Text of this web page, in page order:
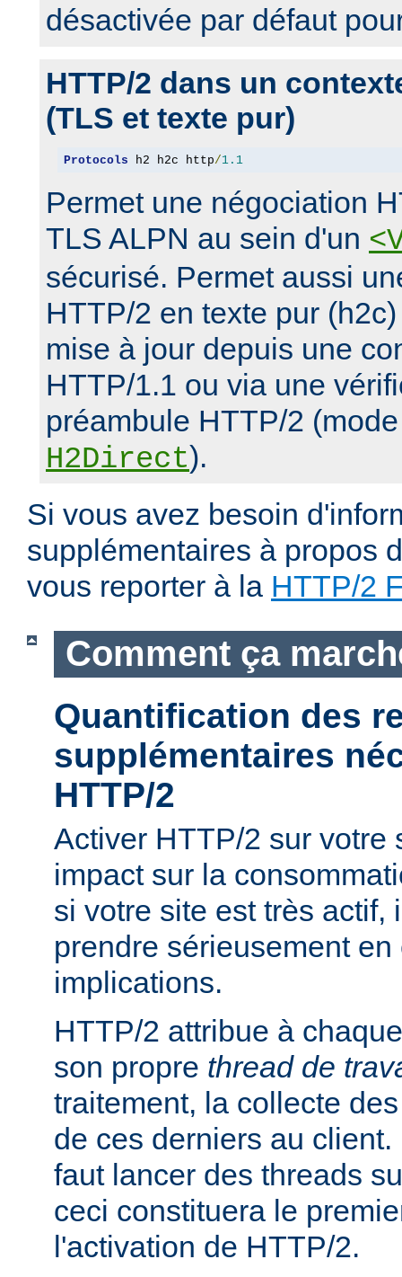
désactivée par défaut
HTTP/2 dans un
(TLS et texte pur)
Protocols h2 h2c http/1.1
Permet une négociation
TLS ALPN au sein d'un
sécurisé. Permet aussi
HTTP/2 en texte pur
mise à jour depuis une
HTTP/1.1 ou via une
préambule HTTP/2
H2Direct).
Si vous avez besoin
supplémentaires à propos
vous reporter à la HTTP/2
Comment ça
Quantification des
supplémentaires
HTTP/2
Activer HTTP/2 sur votre
impact sur la
si votre site est très actif,
prendre sérieusement
implications.
HTTP/2 attribue à
son propre thread de
traitement, la collecte
de ces derniers au
faut lancer des threads
ceci constituera le
l'activation de HTTP/2.